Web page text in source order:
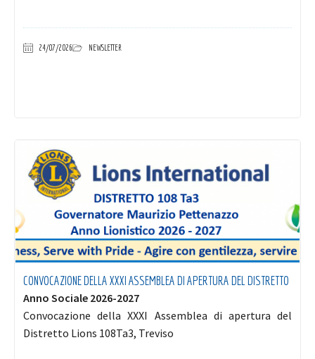
24/07/2026 NEWSLETTER
CONVOCAZIONE DELLA XXXI ASSEMBLEA DI APERTURA DEL DISTRETTO
Anno Sociale 2026-2027
Convocazione della XXXI Assemblea di apertura del
Distretto Lions 108Ta3, Treviso